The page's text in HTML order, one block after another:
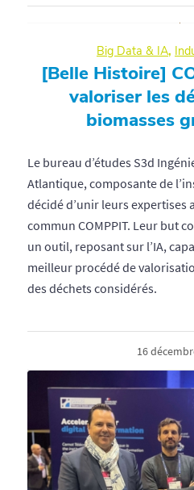
Big Data & IA,
[Belle Histoire]
valoriser les
biomasses
Le bureau d’études S3d
Atlantique, composante de
décidé d’unir leurs expertises
commun COMPPIT. Leur but
un outil, reposant sur l’IA,
meilleur procédé de
des déchets considérés.
16